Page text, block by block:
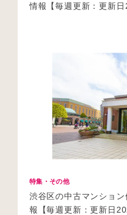
情報【毎週更新：更新日
特集・その他
渋谷区の中古マンショ
報【毎週更新：更新日